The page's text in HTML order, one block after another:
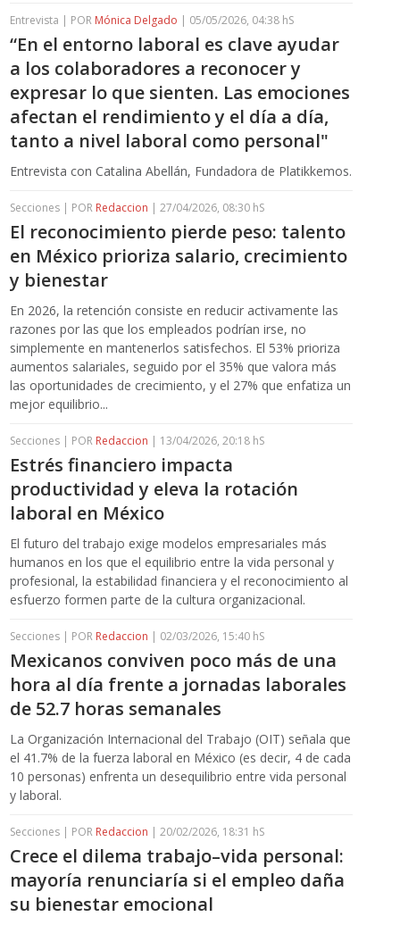
Entrevista | POR Mónica Delgado | 05/05/2026, 04:38 hS
“En el entorno laboral es clave ayudar
a los colaboradores a reconocer y
expresar lo que sienten. Las emociones
afectan el rendimiento y el día a día,
tanto a nivel laboral como personal"
Entrevista con Catalina Abellán, Fundadora de Platikkemos.
Secciones | POR Redaccion | 27/04/2026, 08:30 hS
El reconocimiento pierde peso: talento
en México prioriza salario, crecimiento
y bienestar
En 2026, la retención consiste en reducir activamente las
razones por las que los empleados podrían irse, no
simplemente en mantenerlos satisfechos. El 53% prioriza
aumentos salariales, seguido por el 35% que valora más
las oportunidades de crecimiento, y el 27% que enfatiza un
mejor equilibrio...
Secciones | POR Redaccion | 13/04/2026, 20:18 hS
Estrés financiero impacta
productividad y eleva la rotación
laboral en México
El futuro del trabajo exige modelos empresariales más
humanos en los que el equilibrio entre la vida personal y
profesional, la estabilidad financiera y el reconocimiento al
esfuerzo formen parte de la cultura organizacional.
Secciones | POR Redaccion | 02/03/2026, 15:40 hS
Mexicanos conviven poco más de una
hora al día frente a jornadas laborales
de 52.7 horas semanales
La Organización Internacional del Trabajo (OIT) señala que
el 41.7% de la fuerza laboral en México (es decir, 4 de cada
10 personas) enfrenta un desequilibrio entre vida personal
y laboral.
Secciones | POR Redaccion | 20/02/2026, 18:31 hS
Crece el dilema trabajo–vida personal:
mayoría renunciaría si el empleo daña
su bienestar emocional